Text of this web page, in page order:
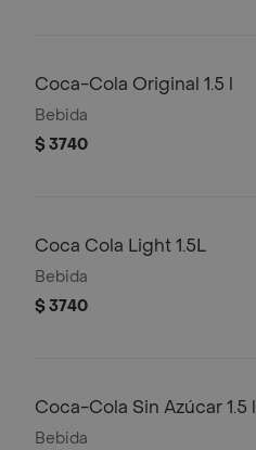
Coca-Cola Original 1.5 l
Bebida
$ 3740
Coca Cola Light 1.5L
Bebida
$ 3740
Coca-Cola Sin Azúcar 1.5 l
Bebida